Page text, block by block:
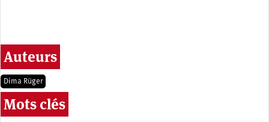
Auteurs
Dima Rüger
Mots clés